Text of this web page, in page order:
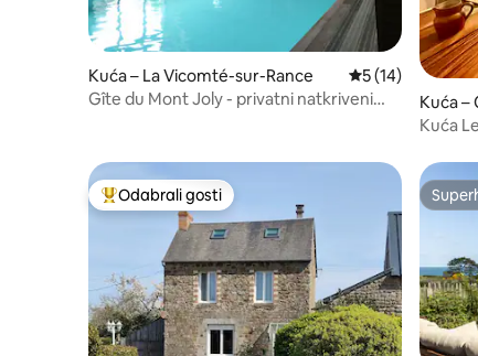
Kuća – La Vicomté-sur-Rance Prosječna
5 (14)
Gîte du Mont Joly - privatni natkriveni
Kuća –
Kuća
Među najviše rangiranima s oznakom „Odabrali
Odabrali gosti